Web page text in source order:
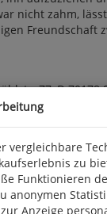
nicht zahm,
Freundschaft
77, D
vergleichbare
zu
Funktionieren
anonymen
Anzeige